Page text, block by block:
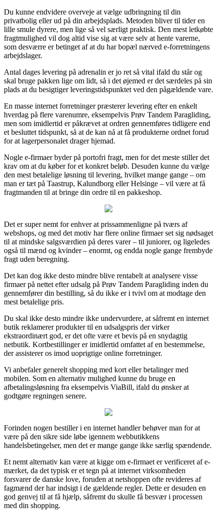
Du kunne endvidere overveje at vælge udbringning til din
privatbolig eller ud på din arbejdsplads. Metoden bliver til tider en
lille smule dyrere, men lige så vel særligt praktisk. Den mest letkøbte
fragtmulighed vil dog altid vise sig at være selv at hente varerne,
som desværre er betinget af at du har bopæl nærved e-forretningens
arbejdslager.
Antal dages levering på adrenalin er jo ret så vital ifald du står og
skal bruge pakken lige om lidt, så i det øjemed er det særdeles på sin
plads at du besigtiger leveringstidspunktet ved den pågældende vare.
En masse internet forretninger præsterer levering efter en enkelt
hverdag på flere varenumre, eksempelvis Prøv Tandem Paragliding,
men som imidlertid er påkrævet at ordren gennemføres tidligere end
et besluttet tidspunkt, så at de kan nå at få produkterne ordnet forud
for at lagerpersonalet drager hjemad.
Nogle e-firmaer byder på portofri fragt, men for det meste stiller det
krav om at du køber for et konkret beløb. Desuden kunne du vælge
den mest betalelige løsning til levering, hvilket mange gange – om
man er tæt på Taastrup, Kalundborg eller Helsinge – vil være at få
fragtmanden til at bringe din ordre til en pakkeshop.
Det er super nemt for enhver at prissammenligne på tværs af
webshops, og med det motiv har flere online firmaer set sig nødsaget
til at mindske salgsværdien på deres varer – til juniorer, og ligeledes
også til mænd og kvinder – enormt, og endda nogle gange frembyde
fragt uden beregning.
Det kan dog ikke desto mindre blive rentabelt at analysere visse
firmaer på nettet efter udsalg på Prøv Tandem Paragliding inden du
gennemfører din bestilling, så du ikke er i tvivl om at modtage den
mest betalelige pris.
Du skal ikke desto mindre ikke undervurdere, at såfremt en internet
butik reklamerer produkter til en udsalgspris der virker
ekstraordinært god, er det ofte være et bevis på en snydagtig
netbutik. Kortbestillinger er imidlertid omfattet af en bestemmelse,
der assisterer os imod uoprigtige online forretninger.
Vi anbefaler generelt shopping med kort eller betalinger med
mobilen. Som en alternativ mulighed kunne du bruge en
afbetalingsløsning fra eksempelvis ViaBill, ifald du ønsker at
godtgøre regningen senere.
Forinden nogen bestiller i en internet handler behøver man for at
være på den sikre side løbe igennem webbutikkens
handelsbetingelser, men det er mange gange ikke særlig spændende.
Et nemt alternativ kan være at kigge om e-firmaet er verificeret af e-
mærket, da det typisk er et tegn på at internet virksomheden
forsvarer de danske love, foruden at netshoppen ofte revideres af
fagmænd der har indsigt i de gældende regler. Dette er desuden en
god genvej til at få hjælp, såfremt du skulle få besvær i processen
med din shopping.